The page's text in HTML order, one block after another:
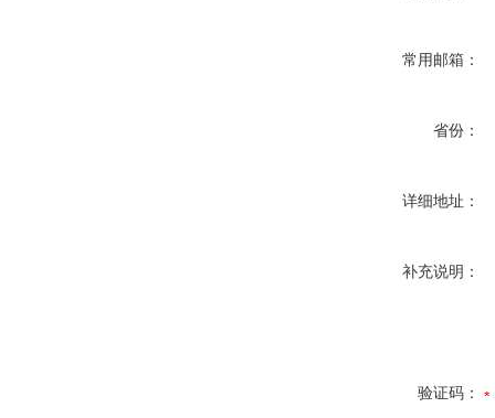
常用邮箱：
省份：
详细地址：
补充说明：
验证码：